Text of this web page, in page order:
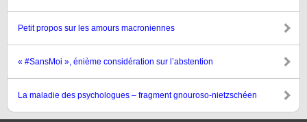
Petit propos sur les amours macroniennes
« #SansMoi », énième considération sur l’abstention
La maladie des psychologues – fragment gnouroso-nietzschéen